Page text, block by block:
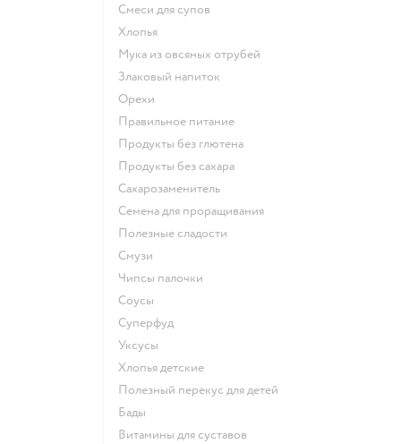
Смеси для супов
Хлопья
Мука из овсяных отрубей
Злаковый напиток
Орехи
Правильное питание
Продукты без глютена
Продукты без сахара
Сахарозаменитель
Семена для проращивания
Полезные сладости
Смузи
Чипсы палочки
Соусы
Суперфуд
Уксусы
Хлопья детские
Полезный перекус для детей
Бады
Витамины для суставов